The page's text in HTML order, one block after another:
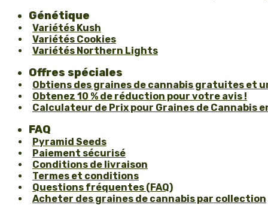
Génétique
Variétés Kush
Variétés Cookies
Variétés Northern Lights
Offres spéciales
Obtiens des graines de cannabis gratuites et
Obtenez 10 % de réduction pour votre avis !
Calculateur de Prix pour Graines de Cannabis
FAQ
Pyramid Seeds
Paiement sécurisé
Conditions de livraison
Termes et conditions
Questions fréquentes (FAQ)
Acheter des graines de cannabis par collection